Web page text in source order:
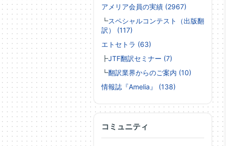
アメリア会員の実績 (2967)
┗スペシャルコンテスト（出版翻
訳） (117)
エトセトラ (63)
┣JTF翻訳セミナー (7)
┗翻訳業界からのご案内 (10)
情報誌『Amelia』 (138)
コミュニティ